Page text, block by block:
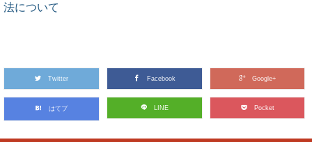
法について
Twitter Facebook Google+
はてブ LINE Pocket